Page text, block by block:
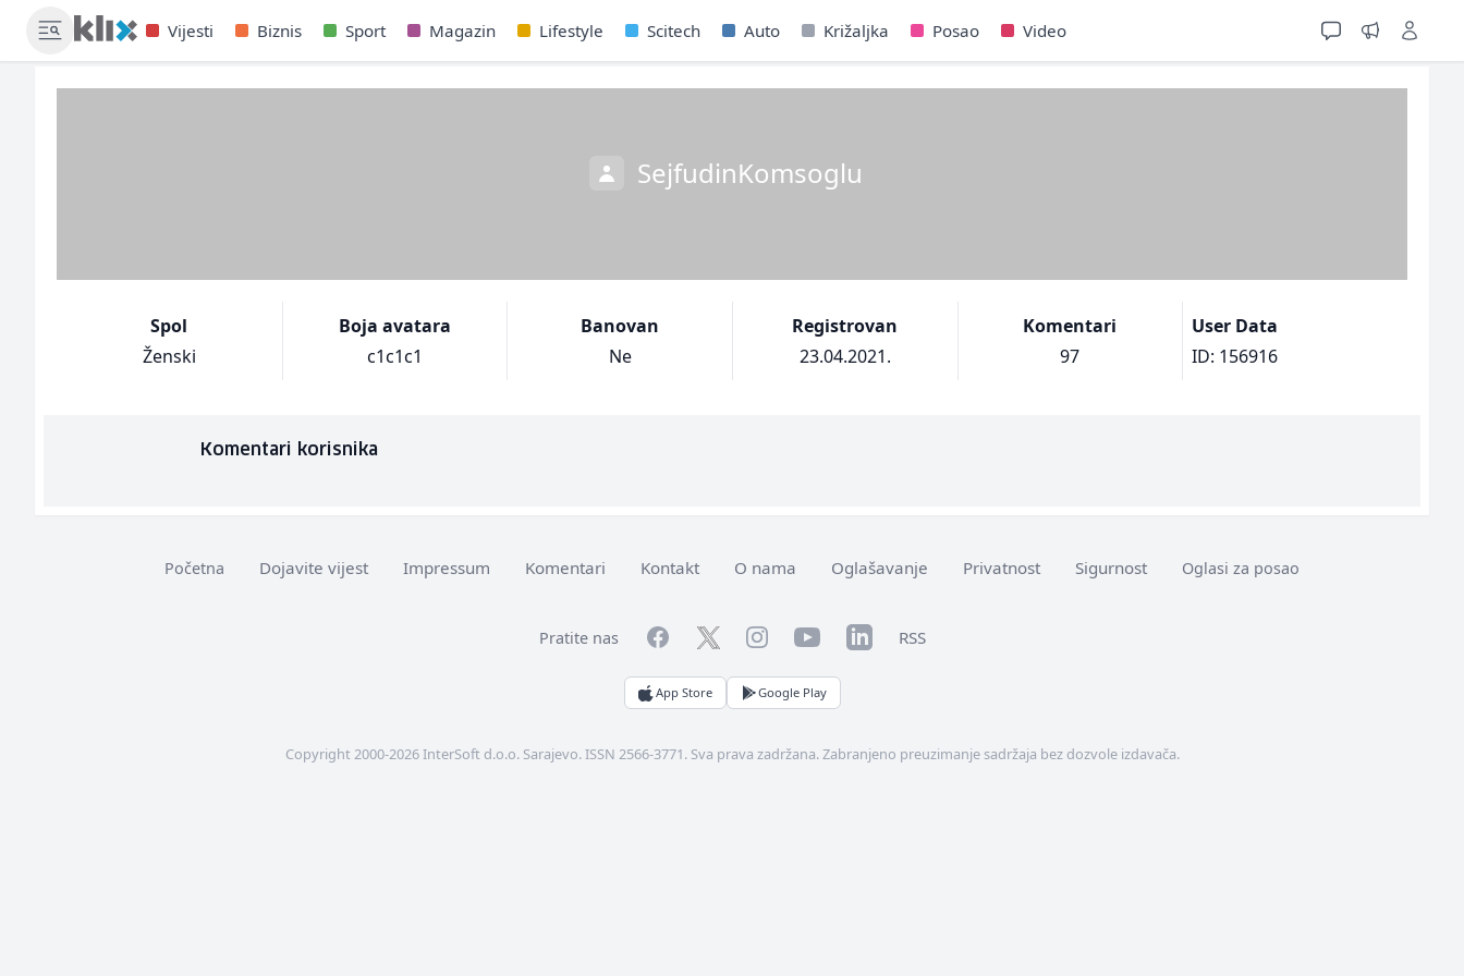
Vijesti Biznis Sport Magazin Lifestyle Scitech Auto Križaljka Posao Video
SejfudinKomsoglu
Spol
Ženski
Boja avatara
c1c1c1
Banovan
Ne
Registrovan
23.04.2021.
Komentari
97
User Data
ID: 156916
Komentari korisnika
Početna Dojavite vijest Impressum Komentari Kontakt O nama Oglašavanje Privatnost Sigurnost Oglasi za posao
Pratite nas FacebookTwitterInstagramYouTubeLinkedInRSS
App Store Google Play
Copyright 2000-2026 InterSoft d.o.o. Sarajevo. ISSN 2566-3771. Sva prava zadržana. Zabranjeno preuzimanje sadržaja bez dozvole izdavača.